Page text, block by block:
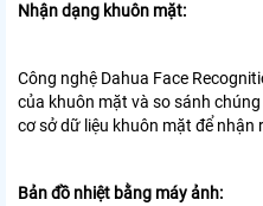
Nhận dạng khuôn mặt:
Công nghệ Dahua Face
của khuôn mặt và so sánh
cơ sở dữ liệu khuôn mặt để nhận
Bản đồ nhiệt bằng máy ảnh: